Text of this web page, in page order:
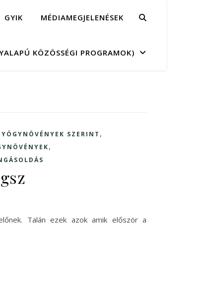
GYIK MÉDIAMEGJELENÉSEK
KÖZÖSSÉGI PROGRAMOK)
SZERINT ,
,
Talán ezek azok amik először a